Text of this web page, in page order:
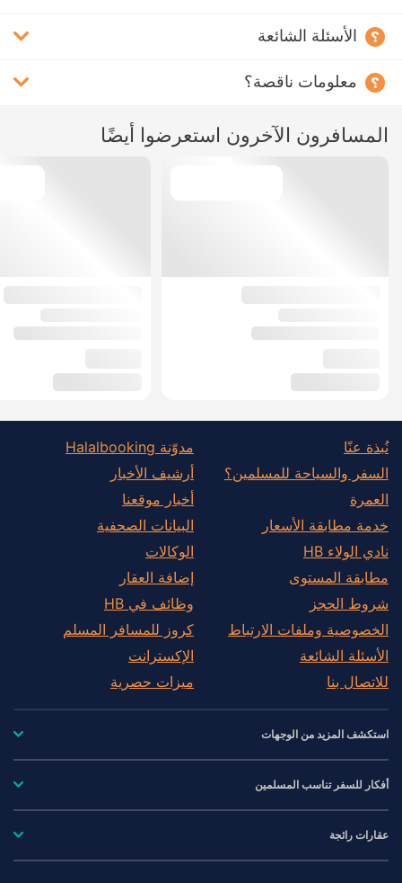
الأسئلة الشائعة
معلومات ناقصة؟
المسافرون الآخرون استعرضوا أيضًا
نُبذة عنّا
السفر والسياحة للمسلمين؟
العمرة
خدمة مطابقة الأسعار
نادي الولاء HB
مطابقة المستوى
شروط الحجز
الخصوصية وملفات الارتباط
الأسئلة الشائعة
للاتصال بنا
مدوّنة Halalbooking
أرشيف الأخبار
أخبار موقعنا
البيانات الصحفية
الوكالات
إضافة العقار
وظائف في HB
كروز للمسافر المسلم
الإكسترانت
ميزات حصرية
استكشف المزيد من الوجهات
أفكار للسفر تناسب المسلمين
عقارات رائجة